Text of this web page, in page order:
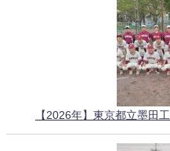
【2026年】東京都立墨田